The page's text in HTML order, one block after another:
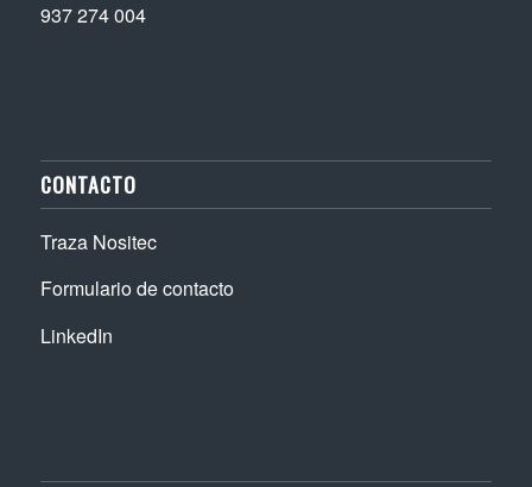
937 274 004
CONTACTO
Traza Nositec
Formulario de contacto
LinkedIn